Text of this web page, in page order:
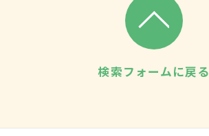
検索フォームに戻る